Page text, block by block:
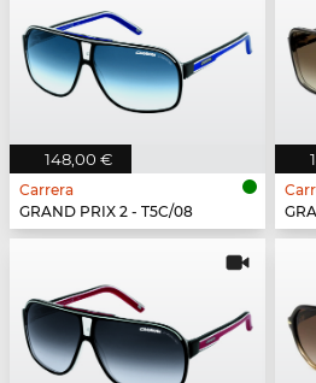
148,00 €
Carrera
GRAND PRIX 2 - T5C/08